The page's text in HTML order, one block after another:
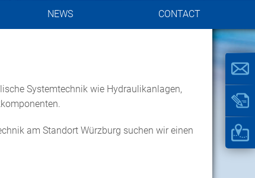
NEWS CONTACT
Systemtechnik wie Hydraulikanlagen,
am Standort Würzburg suchen wir einen